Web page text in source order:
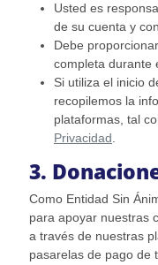
Usted es
de su cuenta y
Debe
completa durante
Si utiliza el inicio
recopilemos la
plataformas, tal
Privacidad.
3.
Como Entidad Sin
para apoyar nuestras
a través de nuestras
pasarelas de pago de